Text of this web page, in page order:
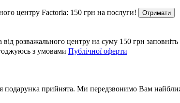
центру Factoria: 150 грн на послуги! Отримати
розважального центру на суму 150 грн
з умовами Публічної оферти
подарунка прийнята. Ми передзвонимо Вам